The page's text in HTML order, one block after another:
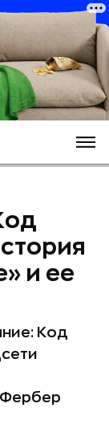
и ее
Код
Фербер